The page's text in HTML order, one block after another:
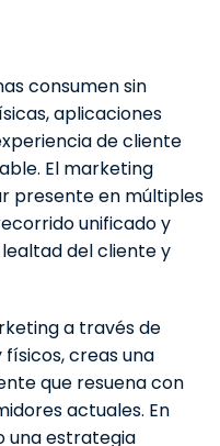
consumen sin
aplicaciones
de cliente
El marketing
presente en múltiples
unificado y
del cliente y
a través de
creas una
que resuena con
actuales. En
una estrategia